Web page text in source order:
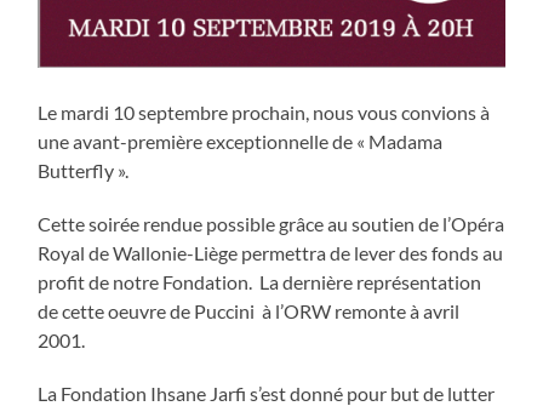
Le mardi 10 septembre prochain, nous vous convions à
une avant-première exceptionnelle de « Madama
Butterfly ».
Cette soirée rendue possible grâce au soutien de l’Opéra
Royal de Wallonie-Liège permettra de lever des fonds au
profit de notre Fondation. La dernière représentation
de cette oeuvre de Puccini à l’ORW remonte à avril
2001.
La Fondation Ihsane Jarfi s’est donné pour but de lutter